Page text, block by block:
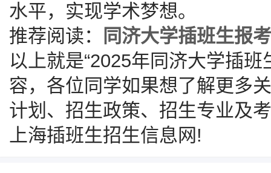
水平，实现学术梦想。
推荐阅读：
同济大学插班生报
以上就是“2025年同济大学插
容，各位同学如果想了解更多
计划、招生政策、招生专业及
上海插班生招生信息网!